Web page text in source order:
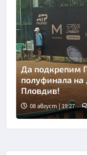
Да подкрепим
полуфинала на
Пловдив!
08 август | 19:27